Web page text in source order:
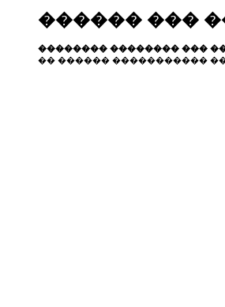
������ ���
�������� �������� ���
�� ������ �����������